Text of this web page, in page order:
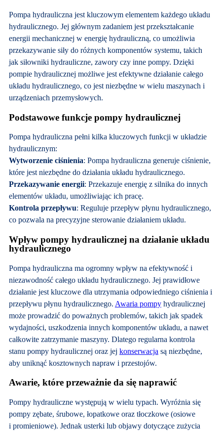
Pompa hydrauliczna jest kluczowym elementem każdego układu
hydraulicznego. Jej głównym zadaniem jest przekształcanie
energii mechanicznej w energię hydrauliczną, co umożliwia
przekazywanie siły do różnych komponentów systemu, takich
jak siłowniki hydrauliczne, zawory czy inne pompy. Dzięki
pompie hydraulicznej możliwe jest efektywne działanie całego
układu hydraulicznego, co jest niezbędne w wielu maszynach i
urządzeniach przemysłowych.
Podstawowe funkcje pompy hydraulicznej
Pompa hydrauliczna pełni kilka kluczowych funkcji w układzie
hydraulicznym:
Wytworzenie ciśnienia: Pompa hydrauliczna generuje ciśnienie,
które jest niezbędne do działania układu hydraulicznego.
Przekazywanie energii: Przekazuje energię z silnika do innych
elementów układu, umożliwiając ich pracę.
Kontrola przepływu: Reguluje przepływ płynu hydraulicznego,
co pozwala na precyzyjne sterowanie działaniem układu.
Wpływ pompy hydraulicznej na działanie układu
hydraulicznego
Pompa hydrauliczna ma ogromny wpływ na efektywność i
niezawodność całego układu hydraulicznego. Jej prawidłowe
działanie jest kluczowe dla utrzymania odpowiedniego ciśnienia i
przepływu płynu hydraulicznego. Awaria pompyhydraulicznej
może prowadzić do poważnych problemów, takich jak spadek
wydajności, uszkodzenia innych komponentów układu, a nawet
całkowite zatrzymanie maszyny. Dlatego regularna kontrola
stanu pompy hydraulicznej oraz jej konserwacja są niezbędne,
aby uniknąć kosztownych napraw i przestojów.
Awarie, które przeważnie da się naprawić
Pompy hydrauliczne występują w wielu typach. Wyróżnia się
pompy zębate, śrubowe, łopatkowe oraz tłoczkowe (osiowe
i promieniowe). Jednak usterki lub objawy dotyczące zużycia